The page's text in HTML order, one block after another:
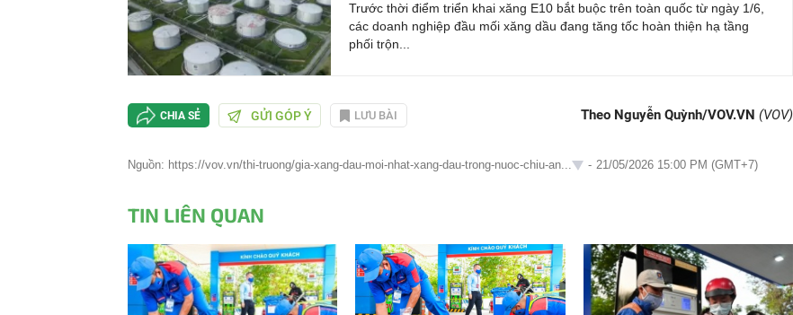
Trước thời điểm triển khai xăng E10 bắt buộc trên toàn quốc từ ngày 1/6,
các doanh nghiệp đầu mối xăng dầu đang tăng tốc hoàn thiện hạ tầng
phối trộn...
CHIA SẺ GỬI GÓP Ý LƯU BÀI Theo Nguyễn Quỳnh/VOV.VN (VOV)
Nguồn: https://vov.vn/thi-truong/gia-xang-dau-moi-nhat-xang-dau-trong-nuoc-chiu-an... - 21/05/2026 15:00 PM (GMT+7)
TIN LIÊN QUAN